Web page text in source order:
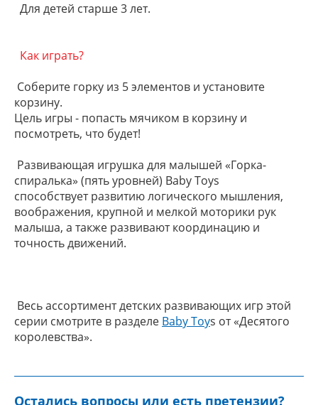
Для детей старше 3 лет.
Как играть?
Соберите горку из 5 элементов и установите
корзину.
Цель игры - попасть мячиком в корзину и
посмотреть, что будет!
Развивающая игрушка для малышей «Горка-
спиралька» (пять уровней) Baby Toys
способствует развитию логического мышления,
воображения, крупной и мелкой моторики рук
малыша, а также развивают координацию и
точность движений.
Весь ассортимент детских развивающих игр этой
серии смотрите в разделе Baby Toys от «Десятого
королевства».
Остались вопросы или есть претензии?